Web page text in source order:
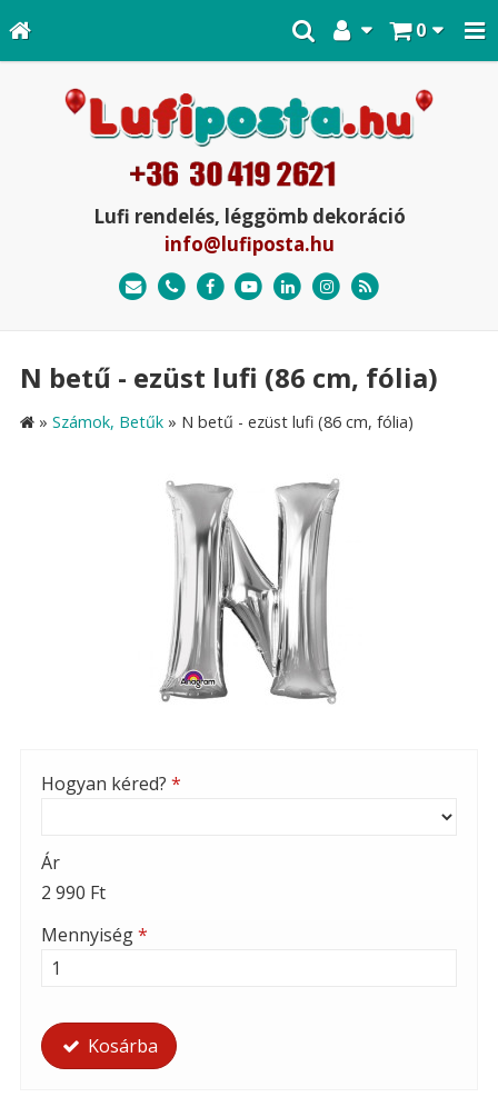
0
Lufi rendelés, léggömb dekoráció
info@lufiposta.hu
N betű - ezüst lufi (86 cm, fólia)
» Számok, Betűk » N betű - ezüst lufi (86 cm, fólia)
Hogyan kéred? *
Ár
2 990 Ft
Mennyiség*
Kosárba